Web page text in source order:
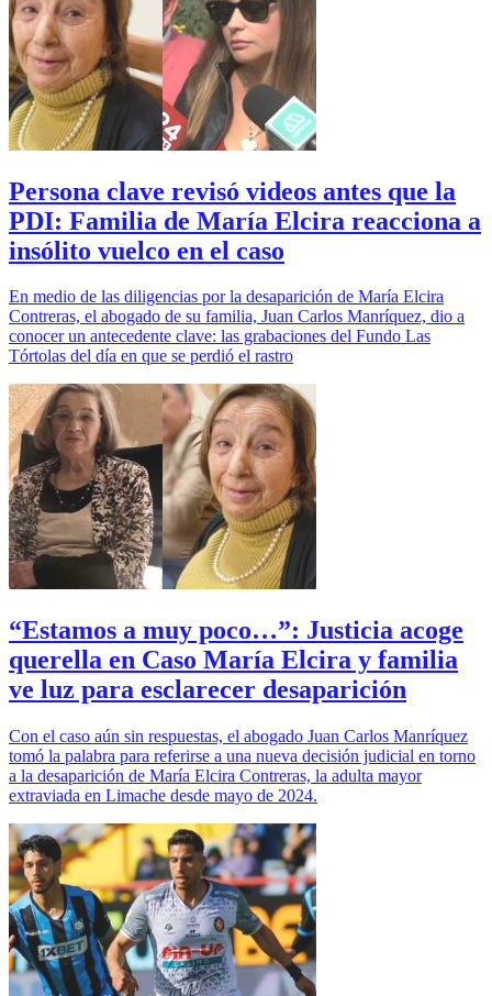
Persona clave revisó videos antes que la
PDI: Familia de María Elcira reacciona a
insólito vuelco en el caso
En medio de las diligencias por la desaparición de María Elcira
Contreras, el abogado de su familia, Juan Carlos Manríquez, dio a
conocer un antecedente clave: las grabaciones del Fundo Las
Tórtolas del día en que se perdió el rastro
“Estamos a muy poco…”: Justicia acoge
querella en Caso María Elcira y familia
ve luz para esclarecer desaparición
Con el caso aún sin respuestas, el abogado Juan Carlos Manríquez
tomó la palabra para referirse a una nueva decisión judicial en torno
a la desaparición de María Elcira Contreras, la adulta mayor
extraviada en Limache desde mayo de 2024.